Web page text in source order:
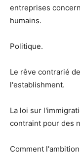
entreprises
humains.
Politique.
Le rêve contrarié
l'establishment.
La loi sur
contraint pour des
Comment